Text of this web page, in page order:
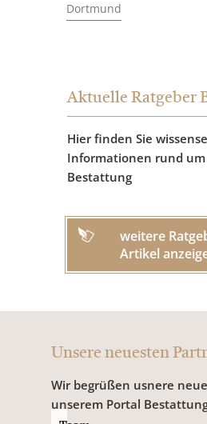
Dortmund
Aktuelle Ratgeber
Hier finden Sie
Informationen rund um
Bestattung
weitere
Artikel
Unsere neuesten
Wir begrüßen usnere
unserem Portal